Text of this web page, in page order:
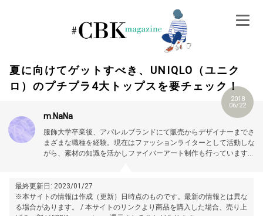
夏に向けてゲットすべき、UNIQLO（ユニク
ロ）のプチプラ4大トップスを要チェック！
2018
06/22
m.NaNa
服飾大学卒業後、アパレルブランドにて販売からデザイナーまでさ
まざまな職種を経験。現在はファッションライターとして活動しな
がら、素材の知識を活かしファイバーアート制作も行っています。
https://magazine.cubki.jp/articles/
最終更新日: 2023/01/27
※本サイトの情報は作成（更新）日時点のものです。最新の情報とは異な
る場合があります。 / 本サイトのリンクより商品を購入した場合、売り上